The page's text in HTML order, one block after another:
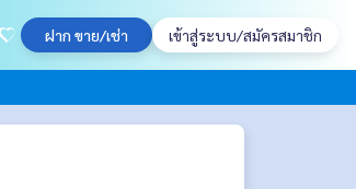
ฝาก ขาย/เช่า เข้าสู่ระบบ/สมัครสมาชิก